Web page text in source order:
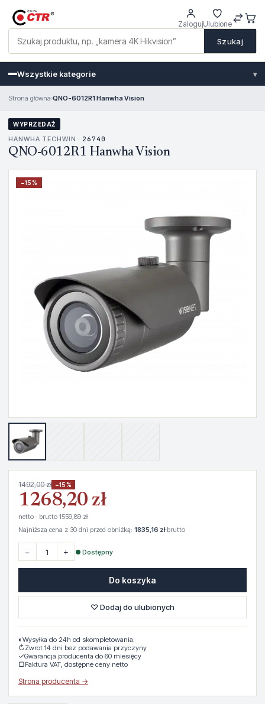
Szukaj
ZalogujUlubione
Wszystkie kategorie ▾
Strona główna›QNO-6012R1 Hanwha Vision
WYPRZEDAŻ
HANWHA TECHWIN · 26740
QNO-6012R1 Hanwha Vision
−15%
1492,00 zł −15%
1268,20 zł
netto · brutto 1559,89 zł
Najniższa cena z 30 dni przed obniżką: 1835,16 złbrutto
− + ● Dostępny
Do koszyka
♡ Dodaj do ulubionych
◐ Wysyłka do 24h od skompletowania.
↻Zwrot 14 dni bez podawania przyczyny
✓Gwarancja producenta do 60 miesięcy
▢Faktura VAT, dostępne ceny netto
Strona producenta →